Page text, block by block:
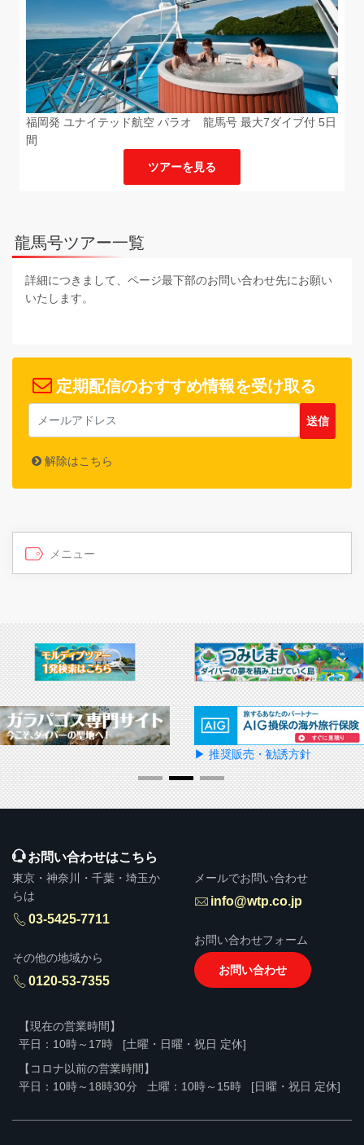
福岡発 ユナイテッド航空 パラオ 龍馬号 最大7ダイブ付 5日
間
ツアーを見る
龍馬号ツアー一覧
詳細につきまして、ページ最下部のお問い合わせ先にお願い
いたします。
定期配信のおすすめ情報を受け取る
解除はこちら
▶ 推奨販売・勧誘方針
お問い合わせはこちら
東京・神奈川・千葉・埼玉か
らは
03-5425-7711
その他の地域から
0120-53-7355
メールでお問い合わせ
info@wtp.co.jp
お問い合わせフォーム
お問い合わせ
【現在の営業時間】
平日：10時～17時
[土曜・日曜・祝日 定休]
【コロナ以前の営業時間】
平日：10時～18時30分
土曜：10時～15時 [日曜・祝日 定休]